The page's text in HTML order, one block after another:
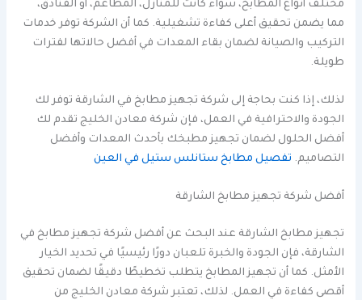
مختلف أنواع المطابخ، سواء كانت للمنازل، المطاعم، أو الفنادق،
مما يضمن تحقيق أعلى كفاءة تشغيلية. كما أن الشركة توفر خدمات
التركيب والصيانة لضمان بقاء المعدات في أفضل حالاتها لفترات
طويلة.
لذلك، إذا كنت بحاجة إلى شركة تجهيز مطابخ في الشارقة توفر لك
الجودة والاحترافية في العمل، فإن شركة معادن الخليج تقدم لك
أفضل الحلول لضمان تجهيز مطبخك بأحدث المعدات وأفضل
التصاميم. تفصيل مطابخ ستانلس ستيل في العين
أفضل شركة تجهيز مطابخ الشارقة
تجهيز مطابخ الشارقة عند البحث عن أفضل شركة تجهيز مطابخ في
الشارقة، فإن الجودة والخبرة تلعبان دورًا رئيسيًا في تحديد الخيار
الأمثل. كما أن تجهيز المطابخ يتطلب تخطيطًا دقيقًا لضمان تحقيق
أقصى كفاءة في العمل. لذلك، تعتبر شركة معادن الخليج من